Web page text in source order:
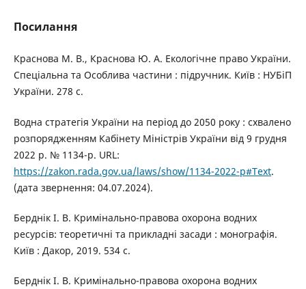
Посилання
Краснова М. В., Краснова Ю. А. Екологічне право України.
Спеціальна та Особлива частини : підручник. Київ : НУБіП
України. 278 с.
Водна стратегія України на період до 2050 року : схвалено
розпорядженням Кабінету Міністрів України від 9 грудня
2022 р. № 1134-р. URL:
https://zakon.rada.gov.ua/laws/show/1134-2022-р#Text.
(дата звернення: 04.07.2024).
Берднік І. В. Кримінально-правова охорона водних
ресурсів: теоретичні та прикладні засади : монографія.
Київ : Дакор, 2019. 534 с.
Берднік І. В. Кримінально-правова охорона водних